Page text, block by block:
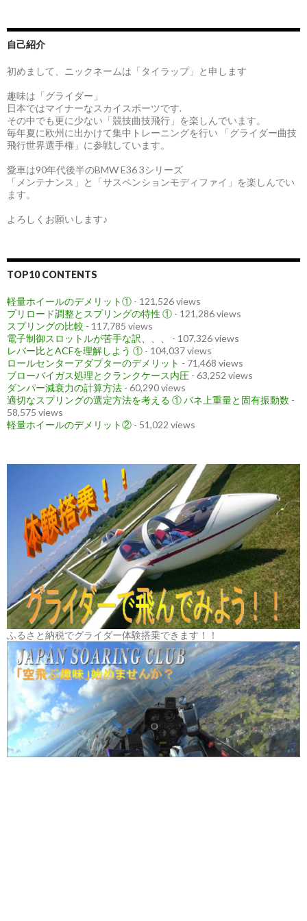
自己紹介
初めまして、ニックネームは「タイラップ」と申します
趣味は「グライダー」
日本ではマイナーなスカイスポーツです.
その中でも更に少ない「競技曲技飛行」を楽しんでいます。
毎年夏に欧州に出かけて集中トレーニングを行い 「グライダー曲技
飛行世界選手権」に参戦しています。
愛車は90年代後半のBMW E36 3シリーズ
「メンテナンス」と「サスペンションモディファイ」を楽しんでい
ます。
よろしくお願いします♪
TOP10 CONTENTS
軽量ホイールのデメリット① - 121,526 views
プリロード調整とスプリングの特性 ① - 121,286 views
スプリングの比較 - 117,785 views
電子制御スロットルが苦手な訳、、、
- 107,326 views
レバー比とACFを理解しよう ① - 104,037 views
ロールセンターアダプターのデメリット - 71,468 views
ブローバイガス処理とクランクケース内圧 - 63,252 views
ダンパー減衰力の計算方法 - 60,290 views
適切なスプリングの選定方法を考える ① バネ上重量と固有振動数 -
58,575 views
軽量ホイールのデメリット② - 51,022 views
ふるさと納税でグライダー体験搭乗できます！！